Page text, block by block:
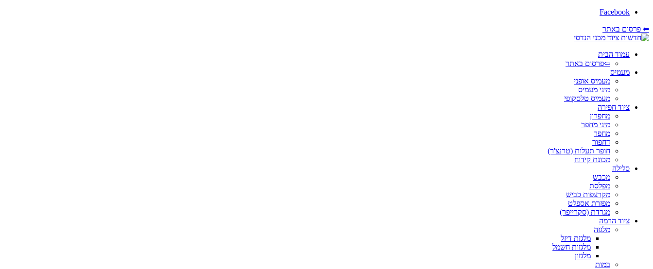
Facebook
⬅ פרסום באתר
עמוד הבית
⇦פרסום באתר
מעמיס
מעמיס אופני
מיני מעמיס
מעמיס טלסקופי
ציוד חפירה
מחפרון
מיני מחפר
מחפר
דחפור
חופר תעלות (טרנצ'ר)
מכונת קידוח
סלילה
מכבש
מפלסת
מקרצפות כביש
מפזרת אספלט
מגרדת (סקרייפר)
ציוד הרמה
מלגזה
מלגזת דיזל
מלגזות חשמל
מלגזון
במות